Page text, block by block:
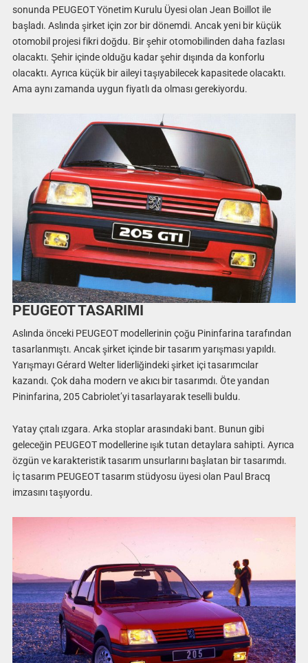
sonunda PEUGEOT Yönetim Kurulu Üyesi olan Jean Boillot ile
başladı. Aslında şirket için zor bir dönemdi. Ancak yeni bir küçük
otomobil projesi fikri doğdu. Bir şehir otomobilinden daha fazlası
olacaktı. Şehir içinde olduğu kadar şehir dışında da konforlu
olacaktı. Ayrıca küçük bir aileyi taşıyabilecek kapasitede olacaktı.
Ama aynı zamanda uygun fiyatlı da olması gerekiyordu.
PEUGEOT TASARIMI
Aslında önceki PEUGEOT modellerinin çoğu Pininfarina tarafından
tasarlanmıştı. Ancak şirket içinde bir tasarım yarışması yapıldı.
Yarışmayı Gérard Welter liderliğindeki şirket içi tasarımcılar
kazandı. Çok daha modern ve akıcı bir tasarımdı. Öte yandan
Pininfarina, 205 Cabriolet’yi tasarlayarak teselli buldu.
Yatay çıtalı ızgara. Arka stoplar arasındaki bant. Bunun gibi
geleceğin PEUGEOT modellerine ışık tutan detaylara sahipti. Ayrıca
özgün ve karakteristik tasarım unsurlarını başlatan bir tasarımdı.
İç tasarım PEUGEOT tasarım stüdyosu üyesi olan Paul Bracq
imzasını taşıyordu.